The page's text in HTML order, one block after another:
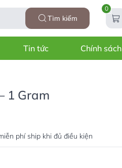
Tìm kiếm
0
Tin tức Chính sách
1 Gram
phí ship khi đủ điều kiện